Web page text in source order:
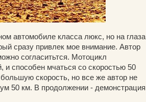
автомобиле класса люкс, но на глаза
сразу привлек мое внимание. Автор
согласитьтся. Мотоцикл
способен мчаться со скоростью 50
скорость, но все же автор не
50 км. В продолжении - демонстрация